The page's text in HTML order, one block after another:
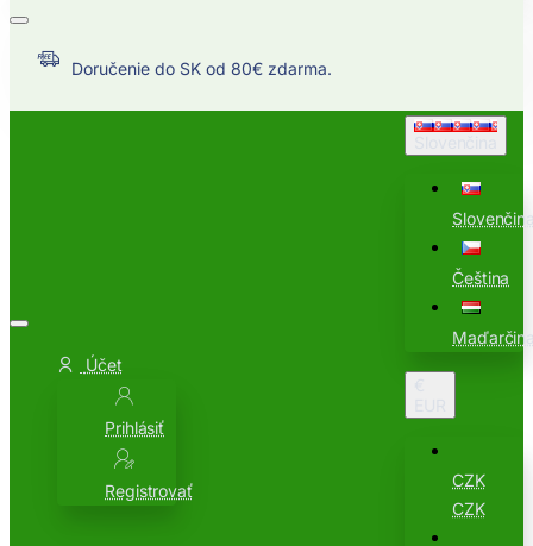
Doručenie do SK od 80€ zdarma.
Účet
Prihlásiť
Registrovať
Čeština
CZK
CZK